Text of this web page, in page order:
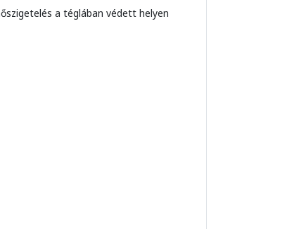
a téglában védett helyen